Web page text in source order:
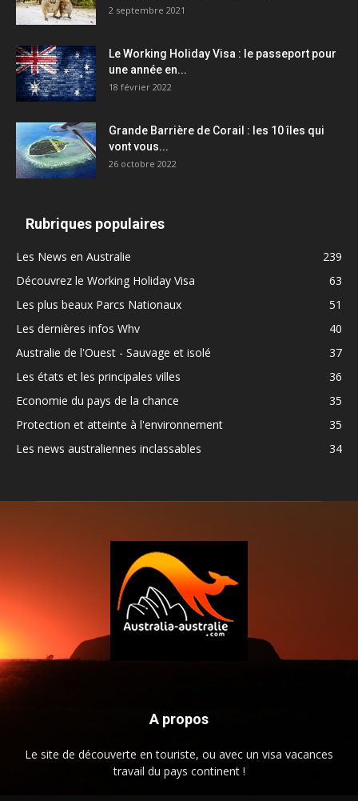
2 septembre 2021
Le Working Holiday Visa : le passeport pour
une année en...
18 février 2022
Grande Barrière de Corail : les 10 îles qui
vont vous...
26 octobre 2022
Rubriques populaires
Les News en Australie
239
Découvrez le Working Holiday Visa
63
Les plus beaux Parcs Nationaux
51
Les dernières infos Whv
40
Australie de l'Ouest - Sauvage et isolé
37
Les états et les principales villes
36
Economie du pays de la chance
35
Protection et atteinte à l'environnement
35
Les news australiennes inclassables
34
A propos
Le site de découverte en touriste, ou avec un visa vacances
travail du pays continent !